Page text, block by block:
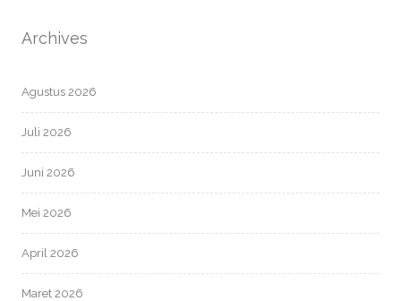
Archives
Agustus 2026
Juli 2026
Juni 2026
Mei 2026
April 2026
Maret 2026